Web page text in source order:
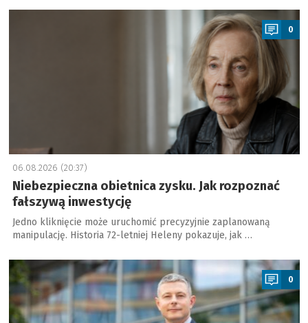
a
0
06.08.2026 (20:37)
Niebezpieczna obietnica zysku. Jak rozpoznać
fałszywą inwestycję
Jedno kliknięcie może uruchomić precyzyjnie zaplanowaną
manipulację. Historia 72-letniej Heleny pokazuje, jak …
a
0